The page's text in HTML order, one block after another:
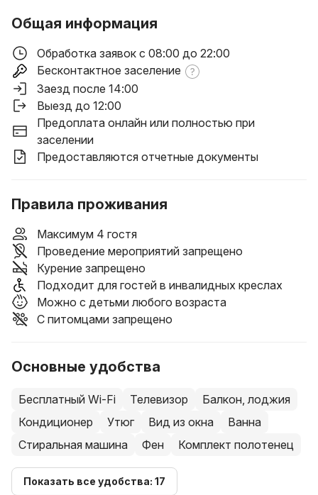
Общая информация
Обработка заявок с 08:00 до 22:00
Бесконтактное заселение
Заезд после 14:00
Выезд до 12:00
Предоплата онлайн или полностью при
заселении
Предоставляются отчетные документы
Правила проживания
Максимум 4 гостя
Проведение мероприятий запрещено
Курение запрещено
Подходит для гостей в инвалидных креслах
Можно с детьми любого возраста
С питомцами запрещено
Основные удобства
Бесплатный Wi-Fi Телевизор
Балкон, лоджия
Кондиционер
Утюг Вид из окна
Ванна
Стиральная машина
Фен Комплект полотенец
Показать все удобства: 17